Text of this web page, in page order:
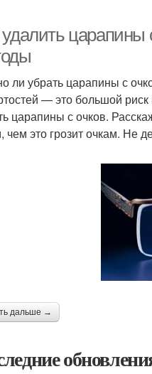
удалить
ли убрать царапины с
— это большой
царапины с очков.
чем это грозит очкам. Не
дальше →